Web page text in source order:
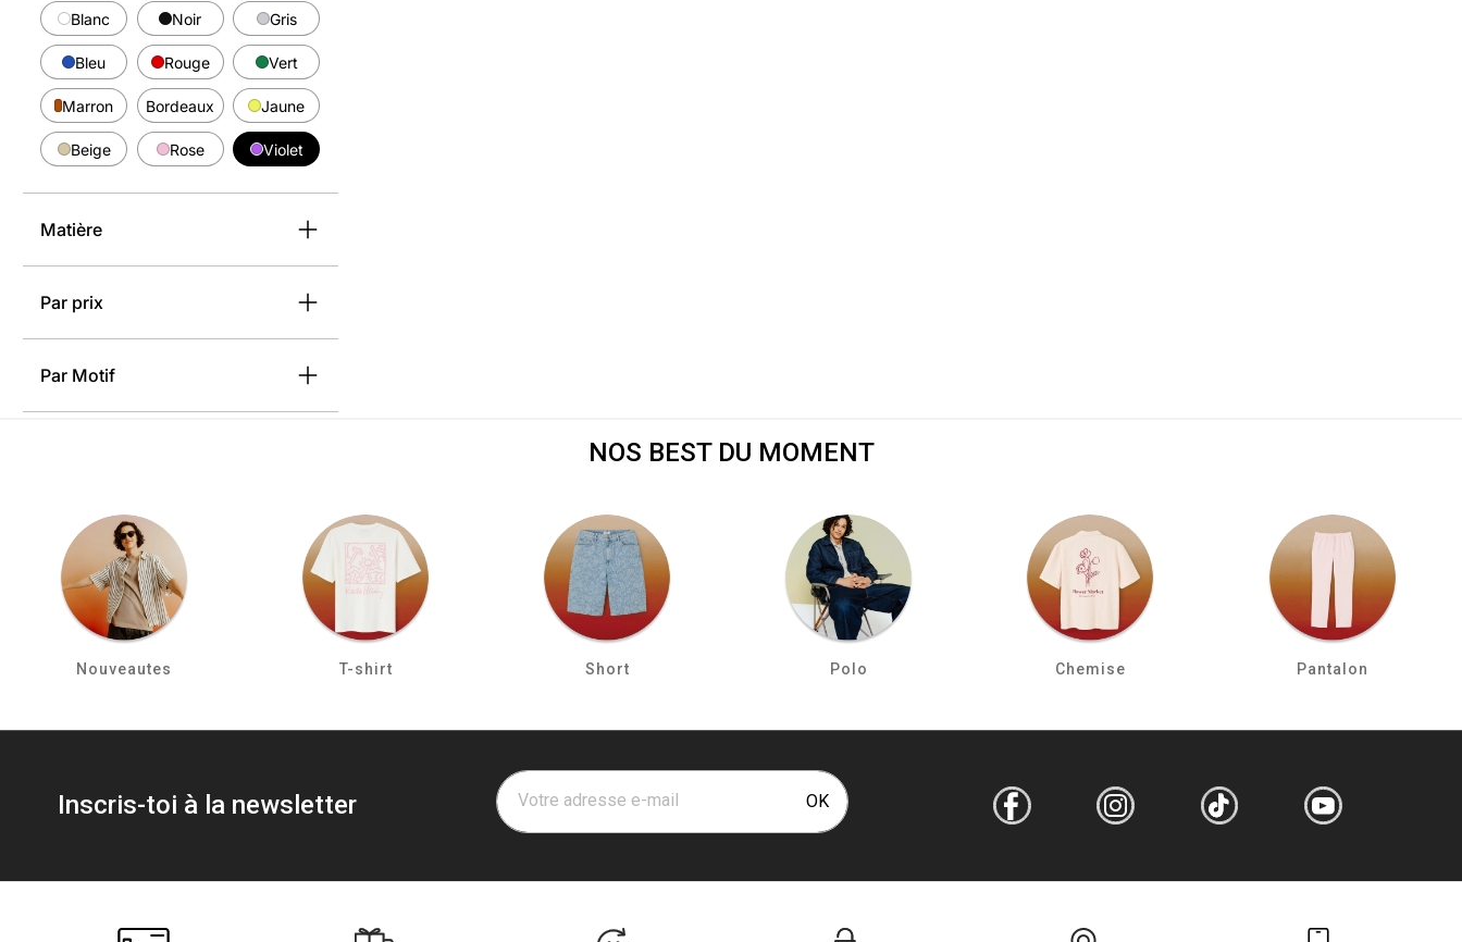
Blanc Noir Gris
Bleu Rouge Vert
Marron Bordeaux Jaune
Beige Rose Violet
Matière
Par prix
Par Motif
NOS BEST DU MOMENT
Nouveautes T-shirt Short Polo Chemise Pantalon
Inscris-toi à la newsletter Votre adresse e-mail OK